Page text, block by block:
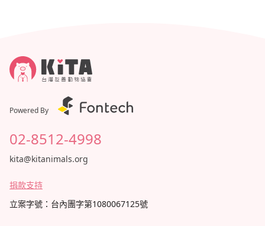
Powered By
02-8512-4998
kita@kitanimals.org
捐款支持
立案字號：台內團字第1080067125號